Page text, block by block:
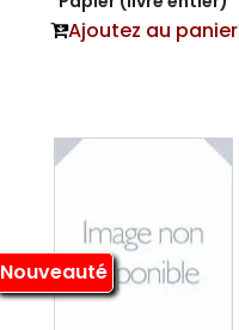
Ajoutez au panier
Nouveauté